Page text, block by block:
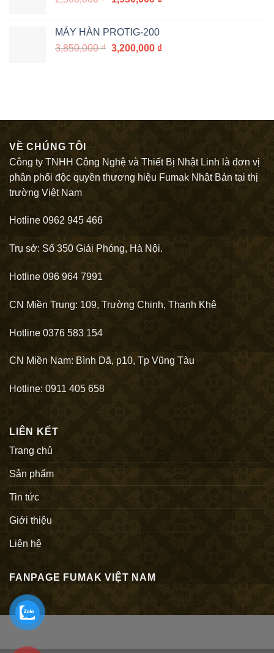
2,500,000 ₫.
1,950,000 ₫.
MÁY HÀN PROTIG-200
3,850,000₫ Giá
3,200,000 ₫Giá
VỀ CHÚNG TÔI
Công ty TNHH Công Nghệ và Thiết Bị Nhật Linh là đơn vị
phân phối độc quyền thương hiệu Fumak Nhật Bản tại thị
trường Việt Nam
Hotline 0962 945 466
Trụ sở: Số 350 Giải Phóng, Hà Nội.
Hotline 096 964 7991
CN Miền Trung: 109, Trường Chinh, Thanh Khê
Hotline 0376 583 154
CN Miền Nam: Bình Dã, p10, Tp Vũng Tàu
Hotline: 0911 405 658
LIÊN KẾT
Trang chủ
Sản phẩm
Tin tức
Giới thiệu
Liên hệ
FANPAGE FUMAK VIỆT NAM